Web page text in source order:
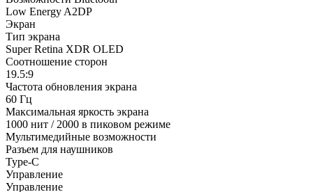
Low Energy A2DP
Экран
Тип экрана
Super Retina XDR OLED
Соотношение сторон
19.5:9
Частота обновления экрана
60 Гц
Максимальная яркость экрана
1000 нит / 2000 в пиковом режиме
Мультимедийные возможности
Разъем для наушников
Type-C
Управление
Управление